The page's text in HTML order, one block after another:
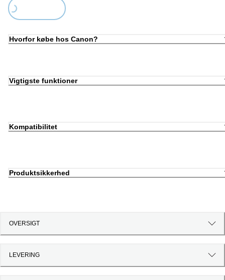
Hvorfor købe hos Canon?
Vigtigste funktioner
Kompatibilitet
Produktsikkerhed
OVERSIGT
LEVERING